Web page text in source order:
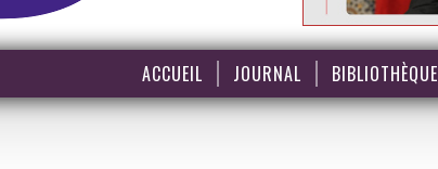
ACCUEIL JOURNAL BIBLIOTHÈQUE